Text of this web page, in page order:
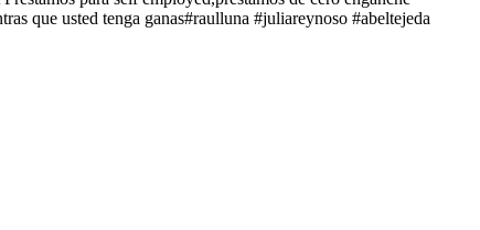
que usted tenga ganas#raulluna #juliareynoso #abeltejeda